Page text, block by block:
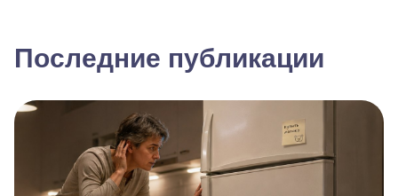
Последние публикации